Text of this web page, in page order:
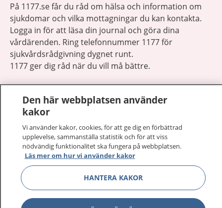
På 1177.se får du råd om hälsa och information om
sjukdomar och vilka mottagningar du kan kontakta.
Logga in för att läsa din journal och göra dina
vårdärenden. Ring telefonnummer 1177 för
sjukvårdsrådgivning dygnet runt.
1177 ger dig råd när du vill må bättre.
1177 på flera språk
Om 1177
Kontakt Visa
Den här webbplatsen använder
kakor
Vi använder kakor, cookies, för att ge dig en förbättrad
upplevelse, sammanställa statistik och för att viss
nödvändig funktionalitet ska fungera på webbplatsen.
Läs mer om hur vi använder kakor
HANTERA KAKOR